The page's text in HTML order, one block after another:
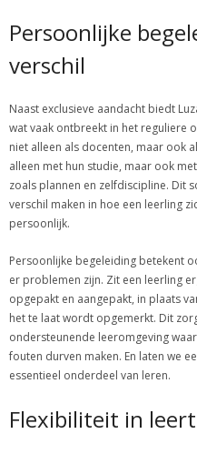
Persoonlijke
verschil
Naast exclusieve aandacht biedt
wat vaak ontbreekt in het reguliere
niet alleen als docenten, maar ook
alleen met hun studie, maar ook
zoals plannen en zelfdiscipline. Dit
verschil maken in hoe een leerling
persoonlijk.
Persoonlijke begeleiding betekent
er problemen zijn. Zit een leerling
opgepakt en aangepakt, in plaats
het te laat wordt opgemerkt. Dit
ondersteunende leeromgeving
fouten durven maken. En laten we
essentieel onderdeel van leren.
Flexibiliteit in